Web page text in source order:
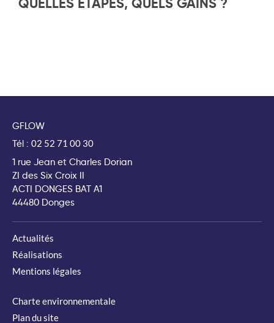
GFLOW
Tél : 02 52 71 00 30
1 rue Jean et Charles Dorian
ZI des Six Croix II
ACTI DONGES BAT A1
44480 Donges
Actualités
Réalisations
Mentions légales
Charte environnementale
Plan du site